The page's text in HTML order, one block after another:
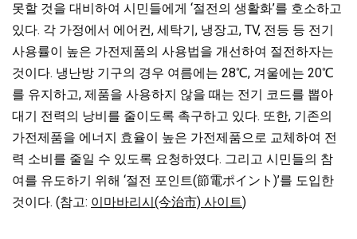
못할 것을 대비하여 시민들에게 ‘절전의 생활화’를 호소하고
있다. 각 가정에서 에어컨, 세탁기, 냉장고, TV, 전등 등 전기
사용률이 높은 가전제품의 사용법을 개선하여 절전하자는
것이다. 냉난방 기구의 경우 여름에는 28℃, 겨울에는 20℃
를 유지하고, 제품을 사용하지 않을 때는 전기 코드를 뽑아
대기 전력의 낭비를 줄이도록 촉구하고 있다. 또한, 기존의
가전제품을 에너지 효율이 높은 가전제품으로 교체하여 전
력 소비를 줄일 수 있도록 요청하였다. 그리고 시민들의 참
여를 유도하기 위해 ‘절전 포인트(節電ポイント)’를 도입한
것이다. (참고: 이마바리시(今治市) 사이트)